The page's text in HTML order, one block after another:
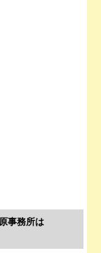
事務所は